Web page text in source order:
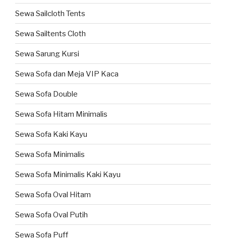
Sewa Sailcloth Tents
Sewa Sailtents Cloth
Sewa Sarung Kursi
Sewa Sofa dan Meja VIP Kaca
Sewa Sofa Double
Sewa Sofa Hitam Minimalis
Sewa Sofa Kaki Kayu
Sewa Sofa Minimalis
Sewa Sofa Minimalis Kaki Kayu
Sewa Sofa Oval Hitam
Sewa Sofa Oval Putih
Sewa Sofa Puff